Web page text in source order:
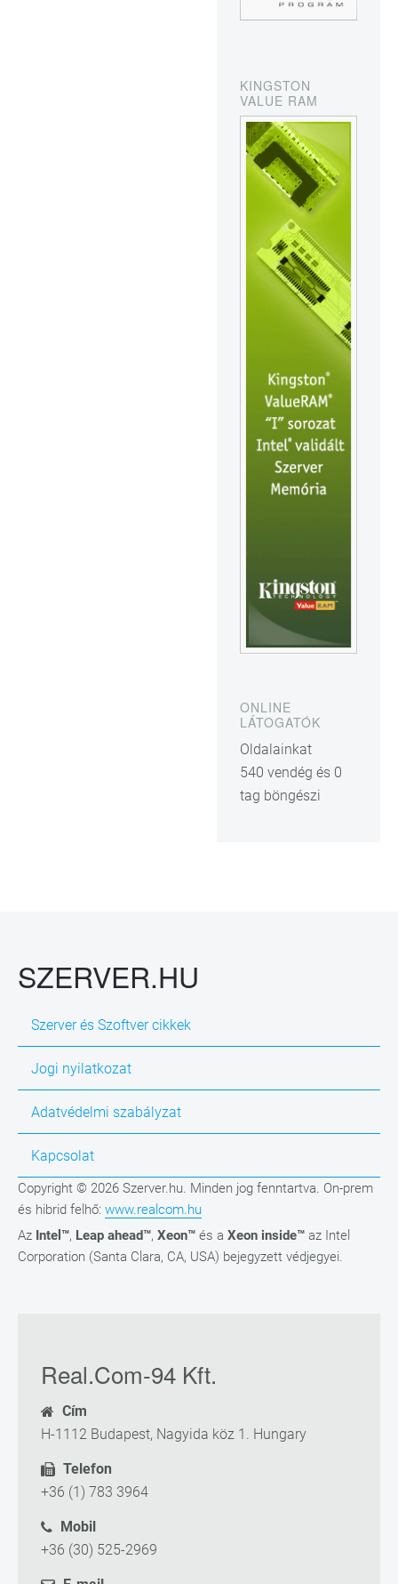
KINGSTON
VALUE RAM
ONLINE
LÁTOGATÓK
Oldalainkat
540 vendég és 0
tag böngészi
SZERVER.HU
Szerver és Szoftver cikkek
Jogi nyilatkozat
Adatvédelmi szabályzat
Kapcsolat
Copyright © 2026 Szerver.hu. Minden jog fenntartva. On-prem
és hibrid felhő: www.realcom.hu
Az Intel™, Leap ahead™, Xeon™ és a Xeon inside™ az Intel
Corporation (Santa Clara, CA, USA) bejegyzett védjegyei.
Real.Com-94 Kft.
Cím
H-1112 Budapest, Nagyida köz 1. Hungary
Telefon
+36 (1) 783 3964
Mobil
+36 (30) 525-2969